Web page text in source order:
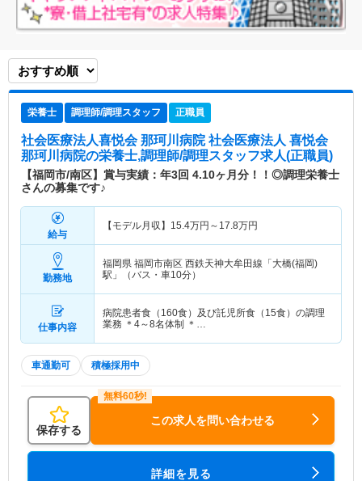
栄養士 調理師/調理スタッフ 正職員
社会医療法人喜悦会 那珂川病院 社会医療法人 喜悦会
那珂川病院の栄養士,調理師/調理スタッフ求人(正職員)
【福岡市/南区】賞与実績：年3回 4.10ヶ月分！！◎調理栄養士
さんの募集です♪
給与
【モデル月収】 15.4万円～ 17.8万円
勤務地
福岡県 福岡市南区 西鉄天神大牟田線「大橋(福岡)
駅」（バス・車10分）
仕事内容
病院患者食（160食）及び託児所食（15食）の調理
業務 ＊4～8名体制 ＊…
車通勤可 積極採用中
保存する
この求人を問い合わせる
詳細を見る